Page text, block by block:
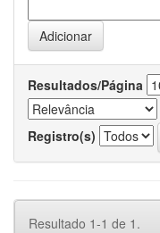
Resultados/Página
Registro(s)
Resultado 1-1 de 1.